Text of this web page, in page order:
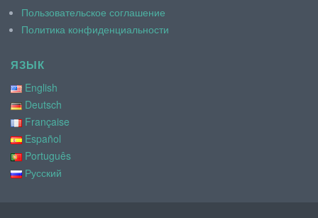
Пользовательское соглашение
Политика конфиденциальности
ЯЗЫК
English
Deutsch
Française
Español
Português
Русский